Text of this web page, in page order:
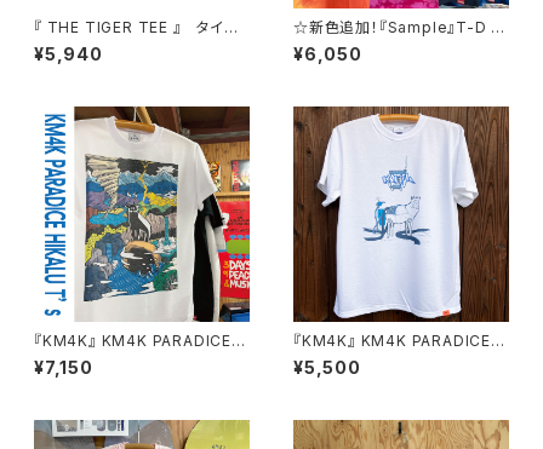
『 THE TIGER TEE 』 タイガ
ー フェイス Tシャツ 虎柄 虎顔
T.T.T【Sample】
¥5,940
☆新色追加！『Sample』T-D T
EE ムラ染めタイダイ Tシャツ
¥6,050
『KM4K』 KM4K PARADICE H
IKALU T’s
¥7,150
『KM4K』 KM4K PARADICE
T’s
¥5,500